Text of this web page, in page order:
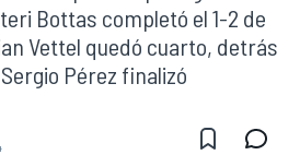
Bottas completó el 1-2 de
Vettel quedó cuarto, detrás
Pérez finalizó